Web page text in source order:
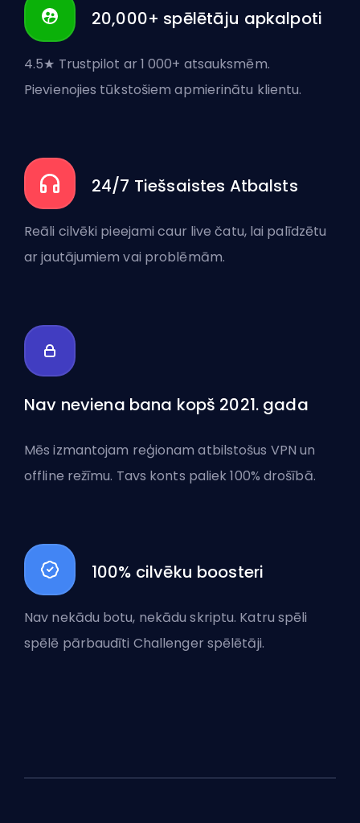
20,000+ spēlētāju apkalpoti
4.5★ Trustpilot ar 1 000+ atsauksmēm.
Pievienojies tūkstošiem apmierinātu klientu.
24/7 Tiešsaistes Atbalsts
Reāli cilvēki pieejami caur live čatu, lai palīdzētu
ar jautājumiem vai problēmām.
Nav neviena bana kopš 2021. gada
Mēs izmantojam reģionam atbilstošus VPN un
offline režīmu. Tavs konts paliek 100% drošībā.
100% cilvēku boosteri
Nav nekādu botu, nekādu skriptu. Katru spēli
spēlē pārbaudīti Challenger spēlētāji.